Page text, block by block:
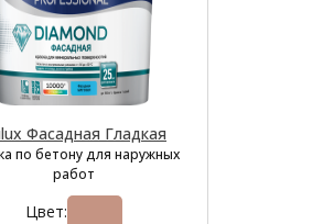
Фасадная Гладкая
по бетону для наружных
работ
Цвет: